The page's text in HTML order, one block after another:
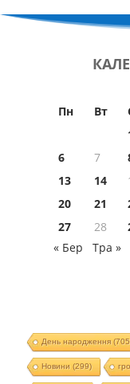
Пн Вт
6
7
13
14
20
21
27
28
« Бер
Тра »
День народження
Новини (299)